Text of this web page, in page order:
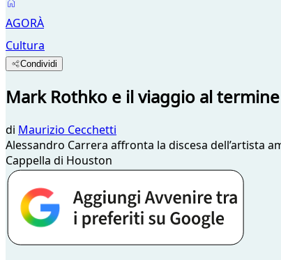
AGORÀ
Cultura
Condividi
Mark Rothko e il viaggio al
di Maurizio Cecchetti
Alessandro Carrera affronta la discesa dell’artista
Cappella di Houston